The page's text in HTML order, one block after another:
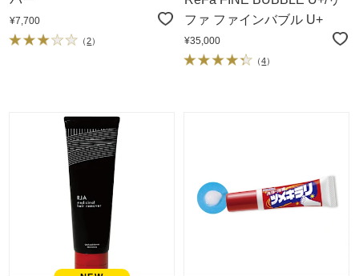
¥7,700
（2）
ファ ファインバブル U+
¥35,000
（4）